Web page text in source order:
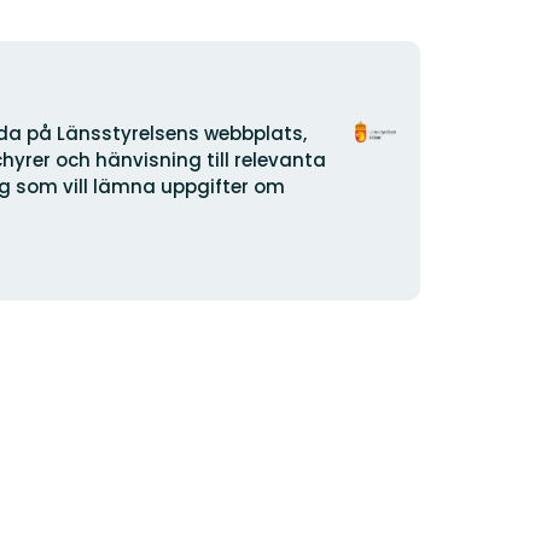
på Länsstyrelsens webbplats,
och hänvisning till relevanta
som vill lämna uppgifter om
Organisationens